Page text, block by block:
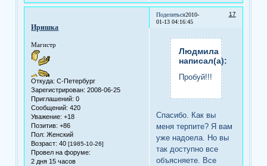
Поделиться 17
2010-
01-13 04:16:45
Иришка
Магистр
Откуда: С-Петербург
Зарегистрирован: 2008-06-25
Приглашений: 0
Сообщений: 420
Уважение: +18
Позитив: +86
Пол: Женский
Возраст: 40[1985-10-26]
Провел на форуме:
2 дня 15 часов
Людмила
написал(а):
Пробуй!!!
Спасибо. Как вы
меня терпите? Я вам
уже надоела. Но вы
так доступно все
объясняете. Все